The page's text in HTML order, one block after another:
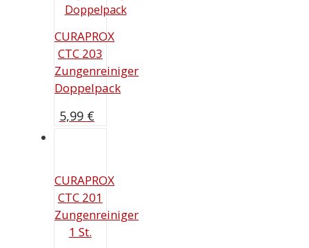
CURAPROX
CTC 203
Zungenreiniger
Doppelpack
5,99 €
CURAPROX
CTC 201
Zungenreiniger
1 St.